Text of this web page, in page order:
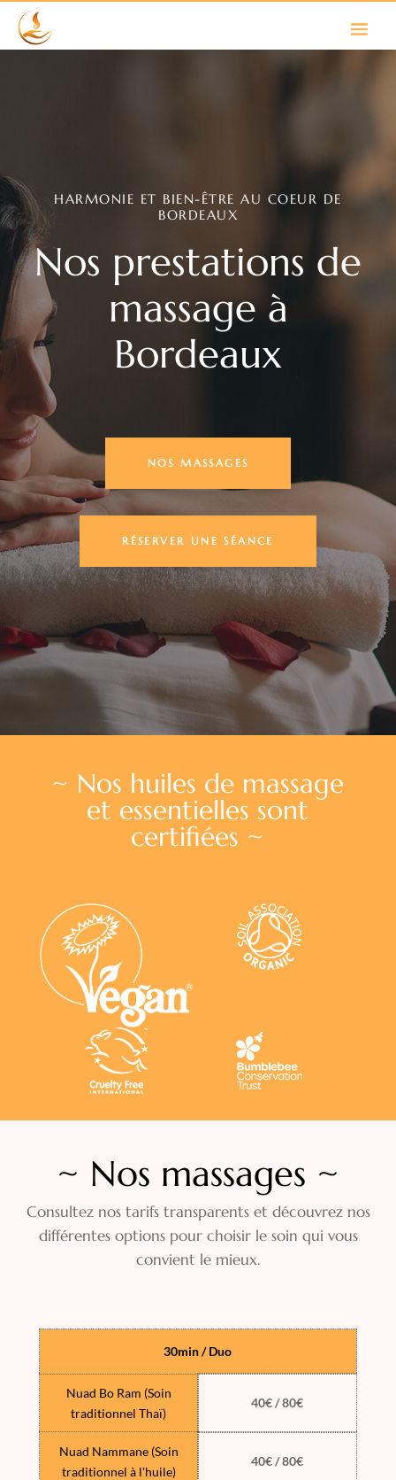
HARMONIE ET BIEN-ÊTRE AU COEUR DE
BORDEAUX
Nos prestations de
massage à
Bordeaux
NOS MASSAGES
RÉSERVER UNE SÉANCE
~ Nos huiles de massage
et essentielles sont
certifiées ~
~ Nos massages ~
Consultez nos tarifs transparents et découvrez nos
différentes options pour choisir le soin qui vous
convient le mieux.
Nuad Bo Ram (Soin
traditionnel Thaï)
Nuad Nammane (Soin
traditionnel à l'huile)
30min / Duo
40€ / 80€
40€ / 80€